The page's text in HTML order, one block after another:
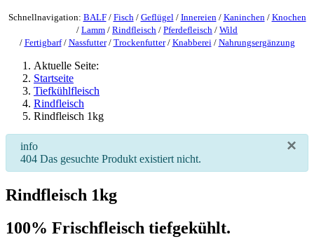
Schnellnavigation: BALF/ Fisch/ Geflügel/ Innereien/ Kaninchen/ Knochen
/ Lamm / Rindfleisch / Pferdefleisch / Wild
/ Fertigbarf/ Nassfutter/ Trockenfutter/ Knabberei/ Nahrungsergänzung
Aktuelle Seite:
Startseite
Tiefkühlfleisch
Rindfleisch
Rindfleisch 1kg
×
info
404 Das gesuchte Produkt existiert nicht.
Rindfleisch 1kg
100% Frischfleisch tiefgekühlt.